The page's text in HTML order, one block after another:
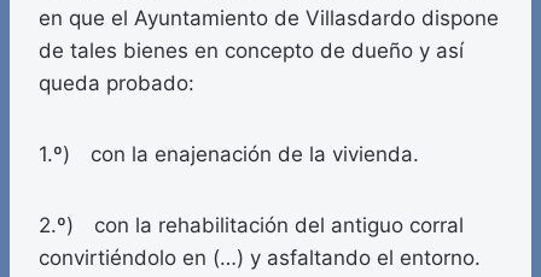
en que el Ayuntamiento de Villasdardo dispone
de tales bienes en concepto de dueño y así
queda probado:
1.º) con la enajenación de la vivienda.
2.º) con la rehabilitación del antiguo corral
convirtiéndolo en (…) y asfaltando el entorno.